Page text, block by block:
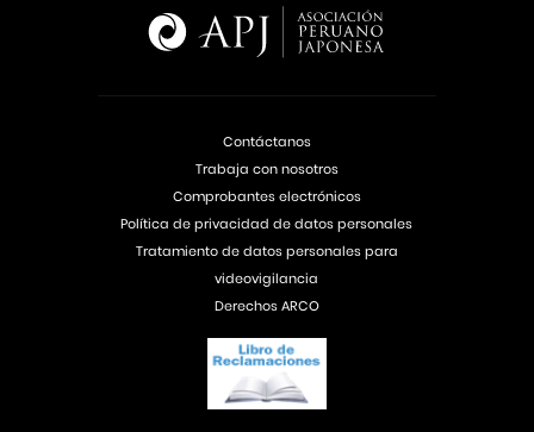
Contáctanos
Trabaja con nosotros
Comprobantes electrónicos
Política de privacidad de datos personales
Tratamiento de datos personales para
videovigilancia
Derechos ARCO